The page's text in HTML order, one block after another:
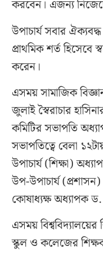
করবেন। এজন্য
উপাচার্য সবার ঐক্যবদ্ধ
প্রাথমিক শর্ত হিসেবে
করেন।
এসময় সামাজিক
জুলাই স্বৈরাচার
কমিটির সভাপতি
সভাপতিত্বে বেলা
উপাচার্য (শিক্ষা)
উপ-উপাচার্য
কোষাধ্যক্ষ অধ্যাপক
এসময় বিশ্ববিদ্যালয়ের
স্কুল ও কলেজের